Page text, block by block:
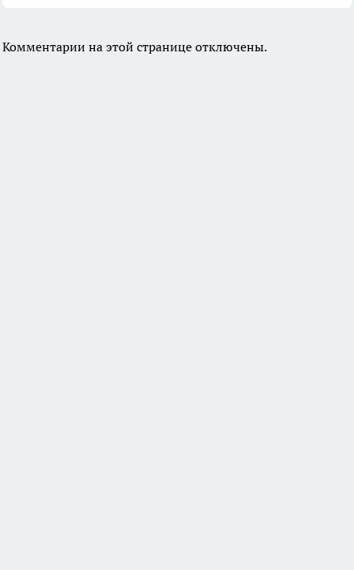
Комментарии на этой странице отключены.